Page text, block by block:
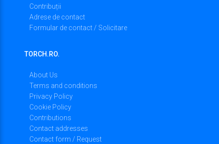
Contribuții
Adrese de contact
Formular de contact / Solicitare
TORCH.RO.
About Us
Terms and conditions
Privacy Policy
Cookie Policy
Contributions
Contact addresses
Contact form / Request